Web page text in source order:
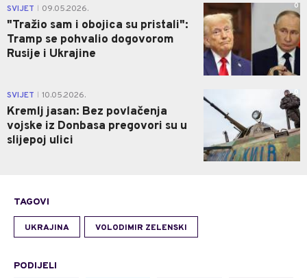
SVIJET 09.05.2026.
"Tražio sam i obojica su pristali":
Tramp se pohvalio dogovorom
Rusije i Ukrajine
0
SVIJET 10.05.2026.
Kremlj jasan: Bez povlačenja
vojske iz Donbasa pregovori su u
slijepoj ulici
0
TAGOVI
UKRAJINA VOLODIMIR ZELENSKI
PODIJELI